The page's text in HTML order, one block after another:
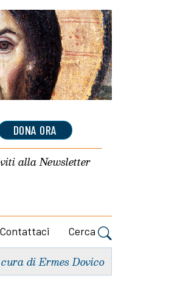
DONA ORA
allaNewsletter
Contattaci Cerca
di Ermes Dovico